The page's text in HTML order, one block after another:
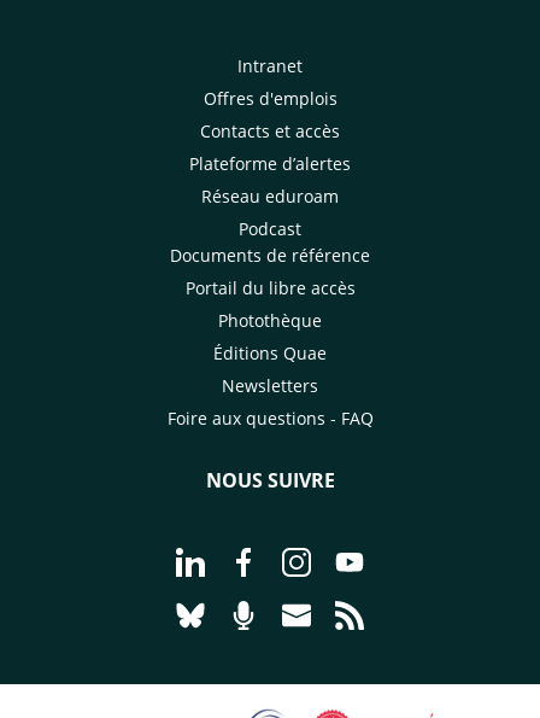
Intranet
Offres d'emplois
Contacts et accès
Plateforme d’alertes
Réseau eduroam
Podcast
Documents de référence
Portail du libre accès
Photothèque
Éditions Quae
Newsletters
Foire aux questions - FAQ
NOUS SUIVRE
Aller à la page Nous suivre sur
Aller à la page Nous suivre sur
Aller à la page Nous
Aller à la page
Aller à la page Nous suivre sur
Aller à la page Nourrir le
Aller à la page Nous